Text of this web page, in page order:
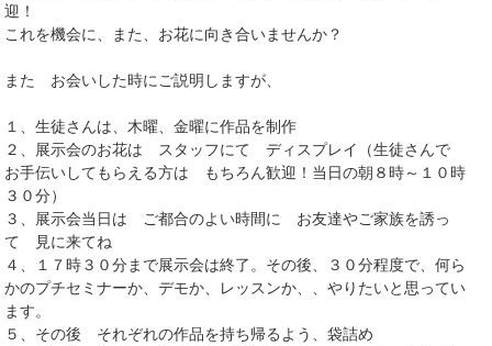
迎！
これを機会に、また、お花に向き合いませんか？
また お会いした時にご説明しますが、
１、生徒さんは、木曜、金曜に作品を制作
２、展示会のお花は スタッフにて ディスプレイ（生徒さんで
お手伝いしてもらえる方は もちろん歓迎！当日の朝８時～１０時
３０分）
３、展示会当日は ご都合のよい時間に お友達やご家族を誘っ
て 見に来てね
４、１７時３０分まで展示会は終了。その後、３０分程度で、何ら
かのプチセミナーか、デモか、レッスンか、、やりたいと思ってい
ます。
５、その後 それぞれの作品を持ち帰るよう、袋詰め